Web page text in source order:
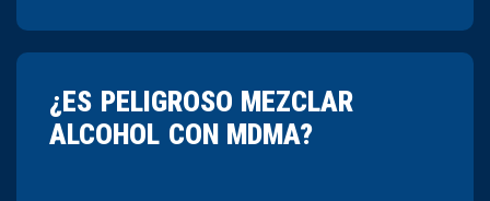
¿ES PELIGROSO MEZCLAR
ALCOHOL CON MDMA?